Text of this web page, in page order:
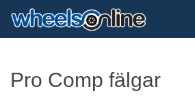
Pro Comp fälgar